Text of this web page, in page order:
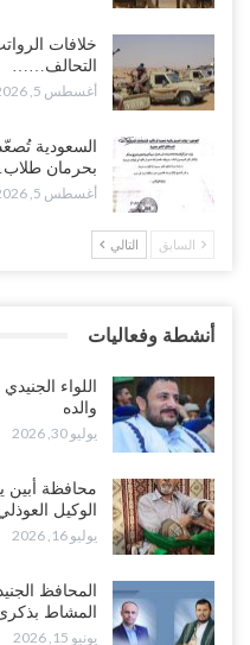
حضرموت على حافة الانفجار..
وتعزيزات عسكرية لحماية
أغسطس 5, 2026
وسط معركة سعودية لإسقاط آخر
الوطن” تبدأ الانتشار..!
أغسطس 5, 2026
خلافات الرواتب تشعل مواجهة
تعميد الشهادات يشعل غضباً
أغسطس 5, 2026
ملفات المال والنفط..!
أغسطس 5, 2026
النفط تلتف حول أفريقيا وسفن
أغسطس 4, 2026
خلافات
التحالف……
أغسطس 5, 2026
السعودية
بحرمان
أغسطس 5, 2026
السابق التالي
أنشطة وفعاليات
اللواء
والده
يوليو 30, 2026
محافظة أبين
الوكيل
يوليو 16, 2026
المحافظ
المشاط
يونيو 15, 2026